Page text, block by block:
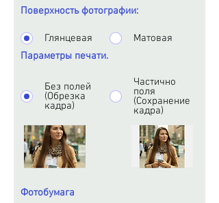
Поверхность фотографии:
Глянцевая
Матовая
Параметры печати.
Без полей
(Обрезка
кадра)
Частично
поля
(Сохранение
кадра)
Фотобумага